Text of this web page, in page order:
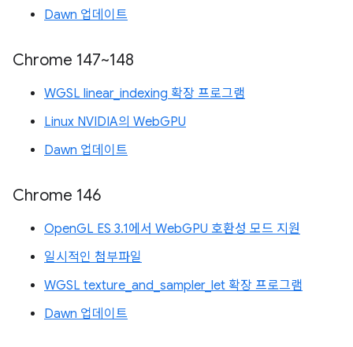
Dawn 업데이트
Chrome 147~148
WGSL linear_indexing 확장 프로그램
Linux NVIDIA의 WebGPU
Dawn 업데이트
Chrome 146
OpenGL ES 3.1에서 WebGPU 호환성 모드 지원
일시적인 첨부파일
WGSL texture_and_sampler_let 확장 프로그램
Dawn 업데이트